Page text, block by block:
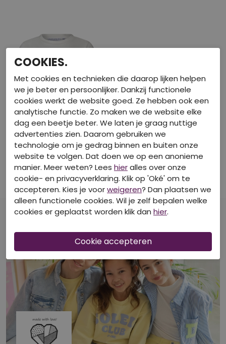
40-50-60% korting
D-ZINE
Z10209/Alisa Ecru 1
T-shirts korte mouw
€ 11,99
COOKIES.
Met cookies en technieken die daarop lijken helpen
we je beter en persoonlijker. Dankzij functionele
cookies werkt de website goed. Ze hebben ook een
analytische functie. Zo maken we de website elke
dag een beetje beter. We laten je graag nuttige
advertenties zien. Daarom gebruiken we
technologie om je gedrag binnen en buiten onze
website te volgen. Dat doen we op een anonieme
manier. Meer weten? Lees hieralles over onze
cookie- en privacyverklaring. Klik op 'Oké' om te
accepteren. Kies je voorweigeren? Dan plaatsen we
alleen functionele cookies. Wil je zelf bepalen welke
cookies er geplaatst worden klik dan hier.